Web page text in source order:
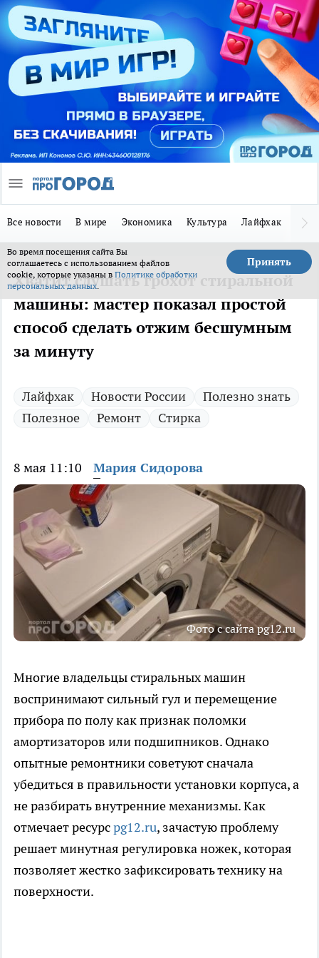
Все новости В мире Экономика Культура Лайфхак
Во время посещения сайта Вы
соглашаетесь с использованием файлов
cookie, которые указаны в Политике обработки
персональных данных.
Принять
Хватит слушать грохот стиральной
машины: мастер показал простой
способ сделать отжим бесшумным
за минуту
Лайфхак Новости России
Полезно знать
Полезное
Ремонт Стирка
8 мая 11:10 Мария Сидорова
Фото с сайта pg12.ru
Многие владельцы стиральных машин
воспринимают сильный гул и перемещение
прибора по полу как признак поломки
амортизаторов или подшипников. Однако
опытные ремонтники советуют сначала
убедиться в правильности установки корпуса, а
не разбирать внутренние механизмы. Как
отмечает ресурсpg12.ru, зачастую проблему
решает минутная регулировка ножек, которая
позволяет жестко зафиксировать технику на
поверхности.